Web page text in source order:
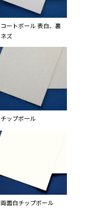
コートボール 表白、裏
ネズ
チップボール
両面白チップボール